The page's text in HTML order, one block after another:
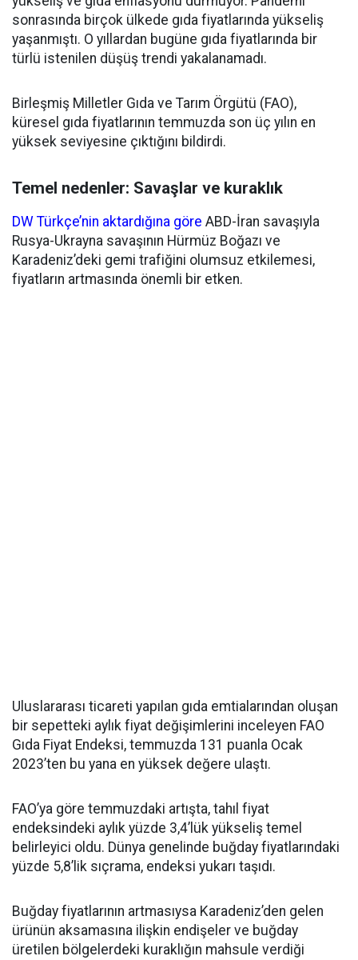
sonrasında birçok ülkede gıda fiyatlarında yükseliş
yaşanmıştı. O yıllardan bugüne gıda fiyatlarında bir
türlü istenilen düşüş trendi yakalanamadı.
Birleşmiş Milletler Gıda ve Tarım Örgütü (FAO),
küresel gıda fiyatlarının temmuzda son üç yılın en
yüksek seviyesine çıktığını bildirdi.
Temel nedenler: Savaşlar ve kuraklık
DW Türkçe’nin aktardığına göre ABD-İran savaşıyla
Rusya-Ukrayna savaşının Hürmüz Boğazı ve
Karadeniz’deki gemi trafiğini olumsuz etkilemesi,
fiyatların artmasında önemli bir etken.
Uluslararası ticareti yapılan gıda emtialarından oluşan
bir sepetteki aylık fiyat değişimlerini inceleyen FAO
Gıda Fiyat Endeksi, temmuzda 131 puanla Ocak
2023’ten bu yana en yüksek değere ulaştı.
FAO’ya göre temmuzdaki artışta, tahıl fiyat
endeksindeki aylık yüzde 3,4’lük yükseliş temel
belirleyici oldu. Dünya genelinde buğday fiyatlarındaki
yüzde 5,8’lik sıçrama, endeksi yukarı taşıdı.
Buğday fiyatlarının artmasıysa Karadeniz’den gelen
ürünün aksamasına ilişkin endişeler ve buğday
üretilen bölgelerdeki kuraklığın mahsule verdiği